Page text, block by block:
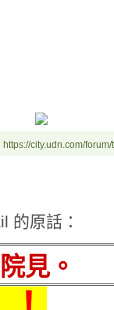
https://city.udn.com/
的原話：
見。